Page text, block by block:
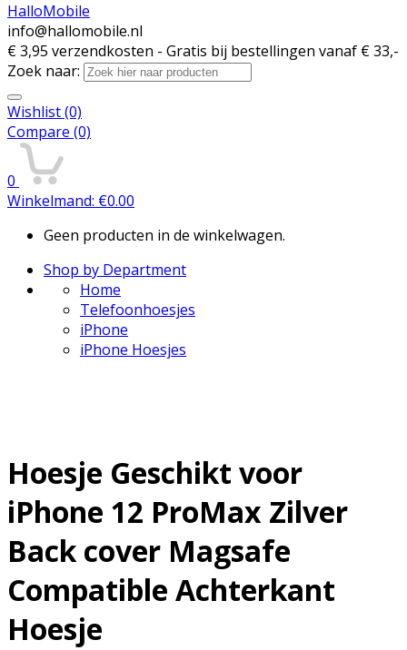
HalloMobile
info@hallomobile.nl
€ 3,95 verzendkosten - Gratis bij bestellingen vanaf € 33,-
Zoek naar:
Wishlist(0)
Compare (0)
0
Winkelmand: €0.00
Geen producten in de winkelwagen.
Shop by Department
Home
Telefoonhoesjes
iPhone
iPhone Hoesjes
Hoesje Geschikt voor
iPhone 12 ProMax Zilver
Back cover Magsafe
Compatible Achterkant
Hoesje